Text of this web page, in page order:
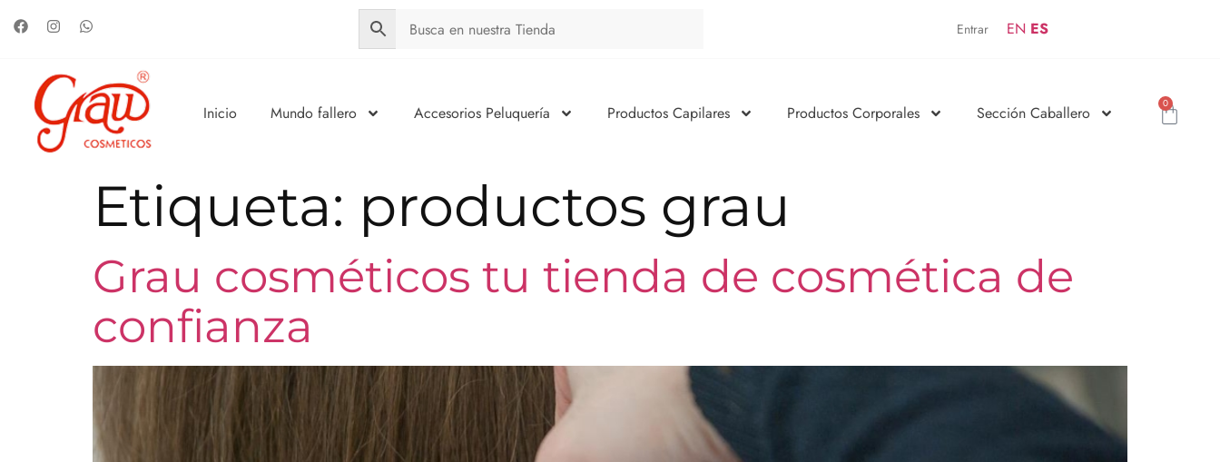
Entrar EN ES
Inicio Mundo fallero Accesorios Peluquería Productos Capilares Productos Corporales Sección Caballero 0
Etiqueta: productos grau
Grau cosméticos tu tienda de cosmética de
confianza